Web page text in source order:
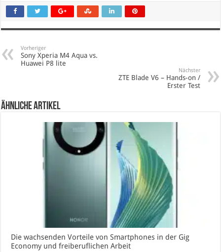
Vorheriger
Sony Xperia M4 Aqua vs.
Huawei P8 lite
Nächster
ZTE Blade V6 – Hands-on /
Erster Test
Ähnliche Artikel
Die wachsenden Vorteile von Smartphones in der Gig
Economy und freiberuflichen Arbeit